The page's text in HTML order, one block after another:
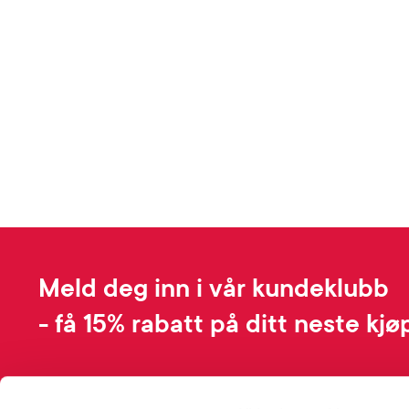
Meld deg inn i vår kundeklubb
- få 15% rabatt på ditt neste